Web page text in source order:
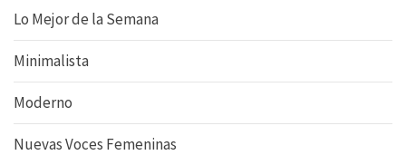
Lo Mejor de la Semana
Minimalista
Moderno
Nuevas Voces Femeninas